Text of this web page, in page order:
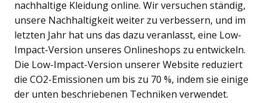
nachhaltige Kleidung online. Wir versuchen ständig,
unsere Nachhaltigkeit weiter zu verbessern, und im
letzten Jahr hat uns das dazu veranlasst, eine Low-
Impact-Version unseres Onlineshops zu entwickeln.
Die Low-Impact-Version unserer Website reduziert
die CO2-Emissionen um bis zu 70 %, indem sie einige
der unten beschriebenen Techniken verwendet.